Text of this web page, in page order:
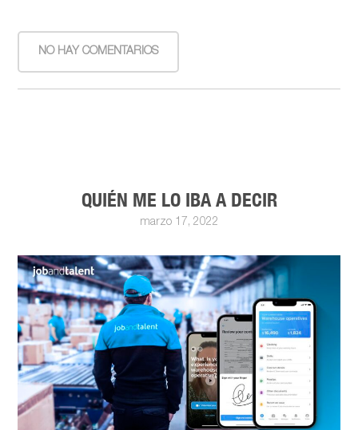
NO HAY COMENTARIOS
QUIÉN ME LO IBA A DECIR
marzo 17, 2022